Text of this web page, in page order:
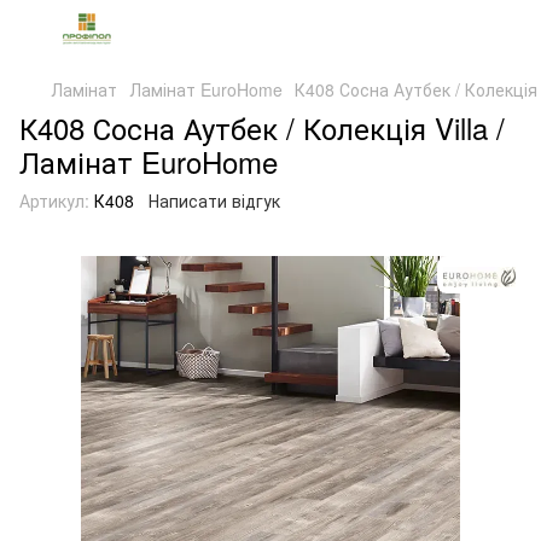
Ламінат Ламінат EuroHome К408 Сосна Аутбек /
К408 Сосна Аутбек / Колекція Villa /
Ламінат EuroHome
Артикул: К408 Написати відгук